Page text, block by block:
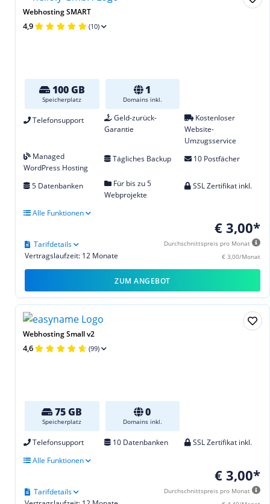
Webhosting SMART
4,9 (10)
100 GB
Speicherplatz
1
Domains inkl.
Telefonsupport
Geld-zurück-
Garantie
Kostenloser
Website-
Umzugsservice
Managed
WordPress Hosting
Tägliches Backup 10 Postfächer
5 Datenbanken
Für bis zu 5
Webprojekte
SSL Zertifikat inkl.
Alle Funktionen
€ 3,00*
Durchschnittspreis pro Monat
€ 3,00/Monat
Vertragslaufzeit: 12 Monate
Tarifdetails
ZUM ANGEBOT
Webhosting Small v2
4,6 (99)
75 GB
Speicherplatz
0
Domains inkl.
Telefonsupport 10 Datenbanken
SSL Zertifikat inkl.
Alle Funktionen
€ 3,00*
Durchschnittspreis pro Monat
Tarifdetails